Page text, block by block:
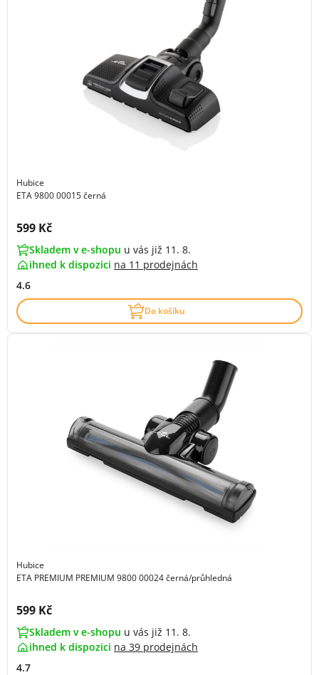
Hubice
ETA 9800 00015 černá
Cena s DPH:
599 Kč
Skladem v e-shopu u vás již 11. 8.
ihned k dispozici na 11 prodejnách
4.6
Do košíku
Hubice
ETA PREMIUM PREMIUM 9800 00024 černá/průhledná
Cena s DPH:
599 Kč
Skladem v e-shopu u vás již 11. 8.
ihned k dispozici na 39 prodejnách
4.7